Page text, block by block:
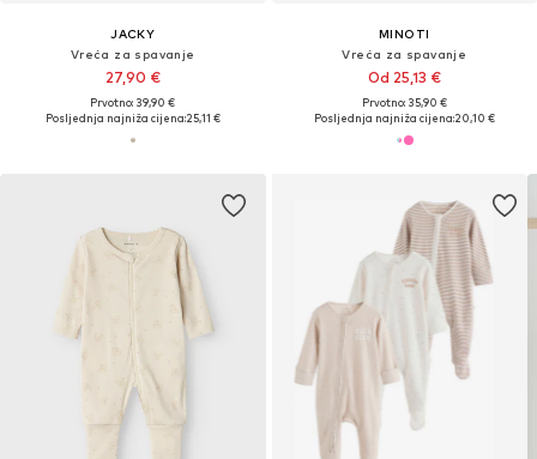
JACKY
Vreća za spavanje
27,90 €
Prvotno: 39,90 €
Posljednja najniža cijena:25,11 €
MINOTI
Vreća za spavanje
Od 25,13 €
Prvotno: 35,90 €
Posljednja najniža cijena:20,10 €